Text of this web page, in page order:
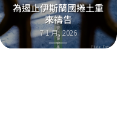
為遏止伊斯蘭國捲土重
來禱告
7 1 月, 2026